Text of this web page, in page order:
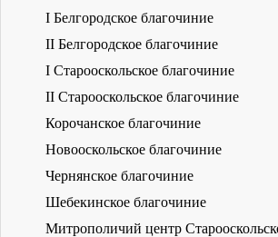
I Белгородское благочиние
II Белгородское благочиние
I Старооскольское благочиние
II Старооскольское благочиние
Корочанское благочиние
Новооскольское благочиние
Чернянское благочиние
Шебекинское благочиние
Митрополичий центр